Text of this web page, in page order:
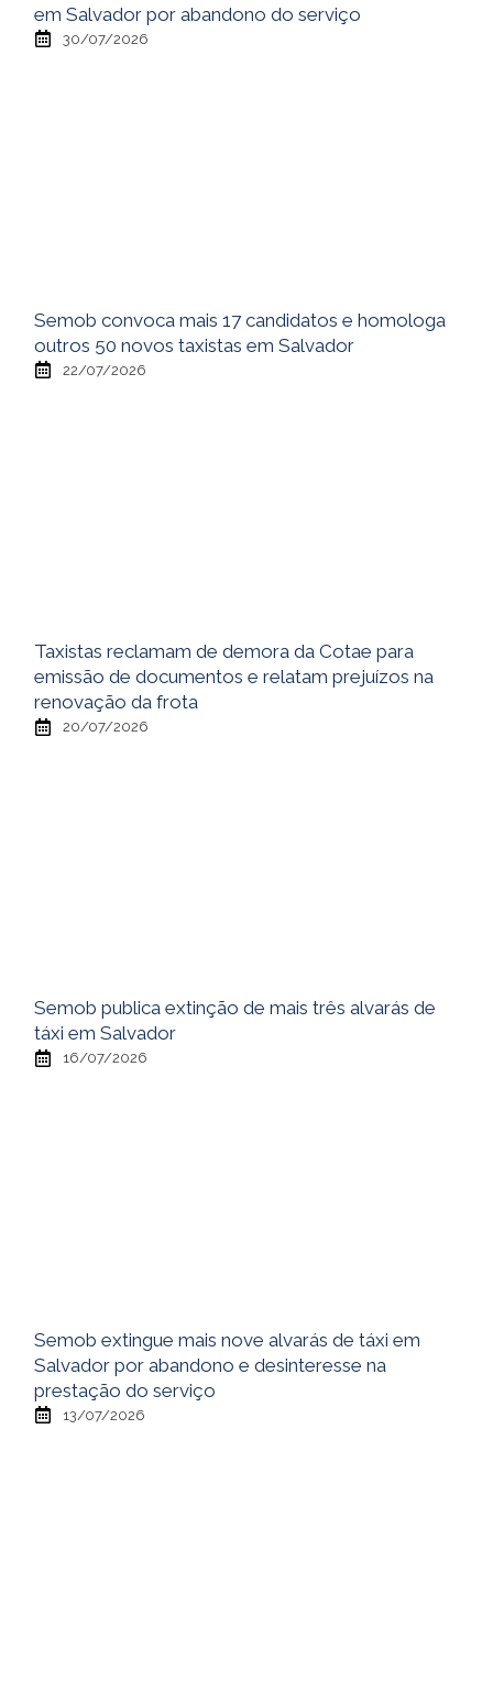
em Salvador por abandono do serviço
30/07/2026
Semob convoca mais 17 candidatos e homologa
outros 50 novos taxistas em Salvador
22/07/2026
Taxistas reclamam de demora da Cotae para
emissão de documentos e relatam prejuízos na
renovação da frota
20/07/2026
Semob publica extinção de mais três alvarás de
táxi em Salvador
16/07/2026
Semob extingue mais nove alvarás de táxi em
Salvador por abandono e desinteresse na
prestação do serviço
13/07/2026